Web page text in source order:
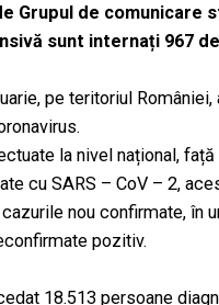
Grupul de comunicare
sunt internați 967
pe teritoriul
la nivel național,
cu SARS – CoV – 2,
nou confirmate, în
pozitiv.
18.513 persoane